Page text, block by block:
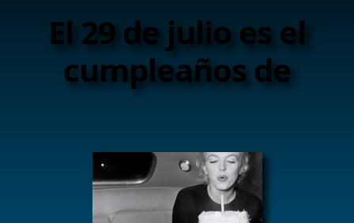
El 29 de julio es el
cumpleaños de